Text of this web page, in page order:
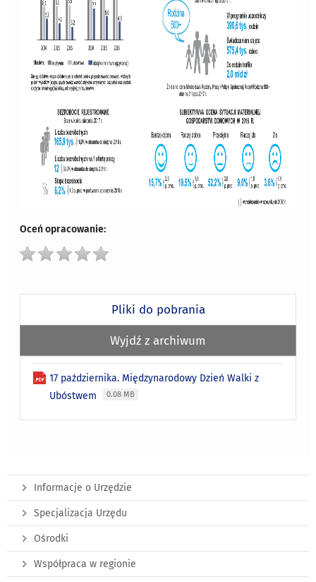
Oceń opracowanie:
Pliki do pobrania
Wyjdź z archiwum
17 października. Międzynarodowy Dzień Walki z
Ubóstwem
0.08 MB
Informacje o Urzędzie
Specjalizacja Urzędu
Ośrodki
Współpraca w regionie